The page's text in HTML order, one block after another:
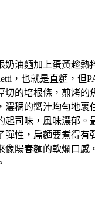
奶油麵加上蛋黃趁熱
，也就是直麵，但
切的培根條，煎烤的
濃稠的醬汁均勻地裹
起司味，風味濃郁。
彈性，扁麵要煮得有
像陽春麵的軟爛口感